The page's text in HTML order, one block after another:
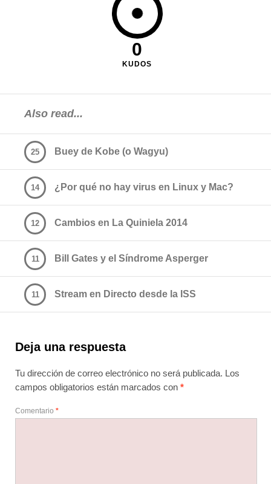
0
KUDOS
Also read...
Buey de Kobe (o Wagyu)
25
¿Por qué no hay virus en Linux y Mac?
14
Cambios en La Quiniela 2014
12
Bill Gates y el Síndrome Asperger
11
Stream en Directo desde la ISS
11
Deja una respuesta
Tu dirección de correo electrónico no será publicada. Los
campos obligatorios están marcados con *
Comentario *